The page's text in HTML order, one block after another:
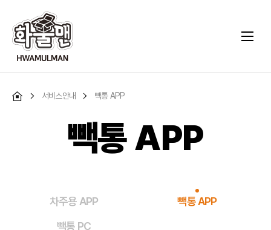
서비스안내 빽통 APP
빽통 APP
차주용 APP
빽통 APP
빽통 PC